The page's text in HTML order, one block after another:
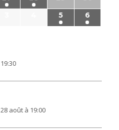
5 6
19:30
28 août à 19:00